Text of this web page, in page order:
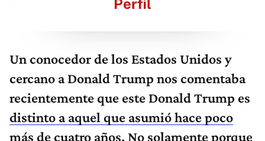
Perfil
Un conocedor de los Estados Unidos y
cercano a Donald Trump nos comentaba
recientemente que este Donald Trump es
distinto a aquel que asumió hace poco
más de cuatro años. No solamente porque